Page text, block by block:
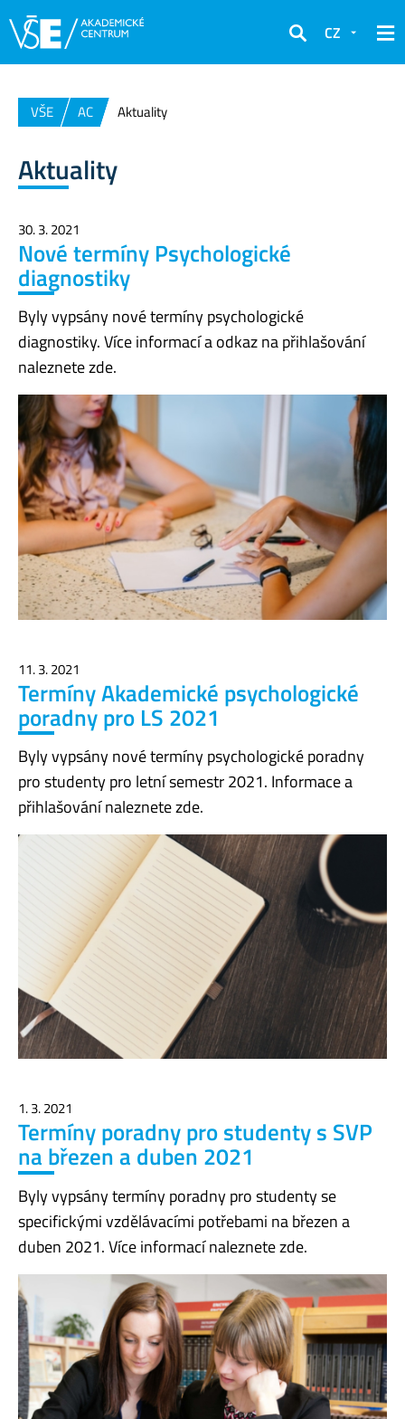
Hledat
CZ
VŠE AC Aktuality
Aktuality
30. 3. 2021
Nové termíny Psychologické
diagnostiky
Byly vypsány nové termíny psychologické
diagnostiky. Více informací a odkaz na přihlašování
naleznete zde.
11. 3. 2021
Termíny Akademické psychologické
poradny pro LS 2021
Byly vypsány nové termíny psychologické poradny
pro studenty pro letní semestr 2021. Informace a
přihlašování naleznete zde.
1. 3. 2021
Termíny poradny pro studenty s SVP
na březen a duben 2021
Byly vypsány termíny poradny pro studenty se
specifickými vzdělávacími potřebami na březen a
duben 2021. Více informací naleznete zde.